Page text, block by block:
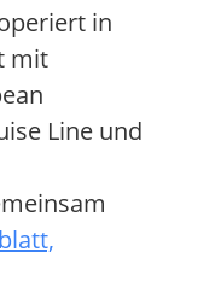
in
mit
Line und